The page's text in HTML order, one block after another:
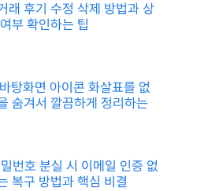
래 후기 수정 삭제 방법과 상
부 확인하는 팁
탕화면 아이콘 화살표를 없
숨겨서 깔끔하게 정리하는
번호 분실 시 이메일 인증 없
복구 방법과 핵심 비결